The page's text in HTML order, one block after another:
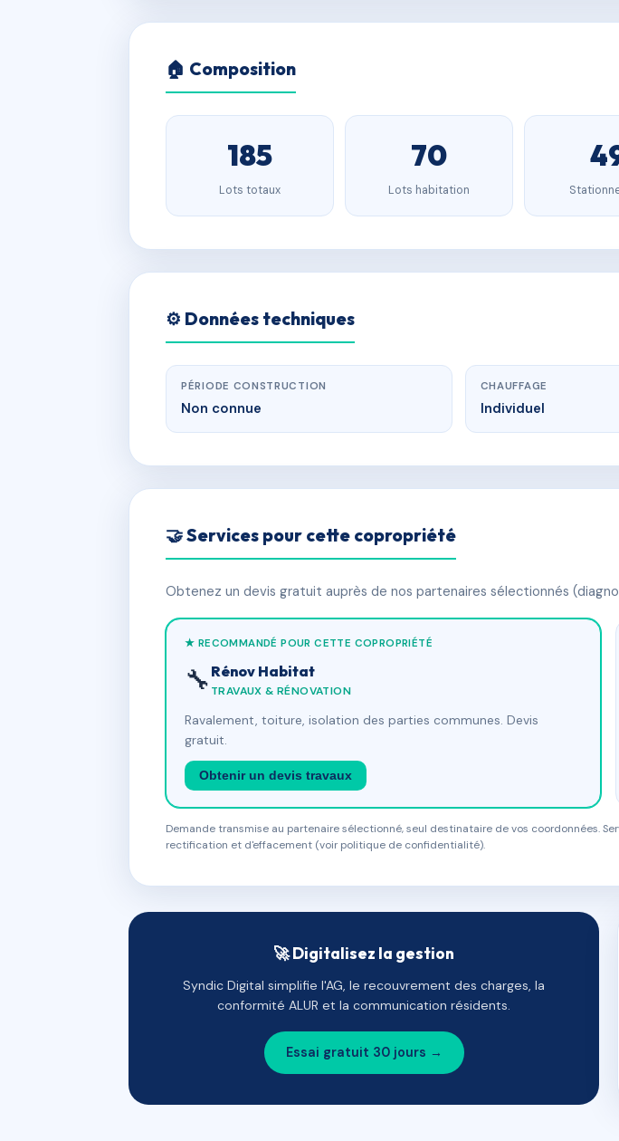
🏠 Composition
185
Lots totaux
70
Lots habitation
⚙️ Données techniques
PÉRIODE CONSTRUCTION
Non connue
CHAUFFAGE
Individuel
🤝 Services pour cette copropriété
Obtenez un devis gratuit auprès de nos partenaires sélectionnés
★ RECOMMANDÉ POUR CETTE COPROPRIÉTÉ
🔧 Rénov Habitat
TRAVAUX & RÉNOVATION
Ravalement, toiture, isolation des parties communes. Devis
gratuit.
Obtenir un devis travaux
Demande transmise au partenaire sélectionné, seul destinataire de vos coordonnées.
rectification et d'effacement (voir politique de confidentialité).
🚀 Digitalisez la gestion
Syndic Digital simplifie l'AG, le recouvrement des charges, la
conformité ALUR et la communication résidents.
Essai gratuit 30 jours →